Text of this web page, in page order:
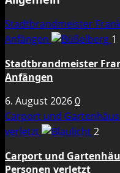
Stadtbrandmeister
Anfängen
1
Stadtbrandmeister
Anfängen
6. August 20260
Carport und
verletzt
2
Carport und
Personen verletzt